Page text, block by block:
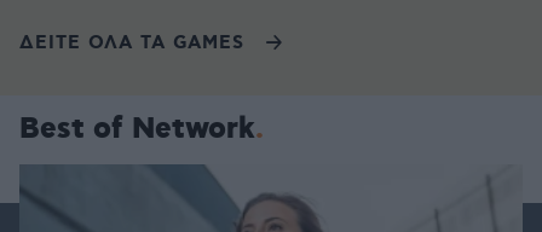
ΔΕΙΤΕ ΟΛΑ ΤΑ GAMES
Best of Network